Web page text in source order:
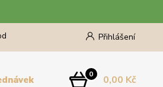
Přihlášení
0 0,00 Kč